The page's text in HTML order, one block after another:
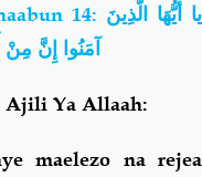
14: يا أَيُّهَا الَّذِينَ
آمَنُوا إِنَّ
Ajili Ya Allaah:
maelezo na rejea